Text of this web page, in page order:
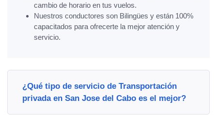
cambio de horario en tus vuelos.
Nuestros conductores son Bilingües y están 100%
capacitados para ofrecerte la mejor atención y
servicio.
¿Qué tipo de servicio de Transportación
privada en San Jose del Cabo es el mejor?